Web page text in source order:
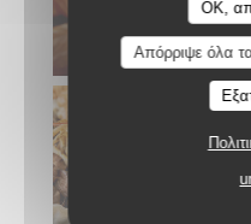
OK,
Απόρριψε όλα